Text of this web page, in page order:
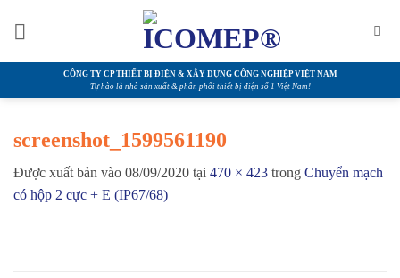
CÔNG TY CP THIẾT BỊ ĐIỆN & XÂY DỰNG CÔNG NGHIỆP VIỆT NAM
Tự hào là nhà sản xuất & phân phối thiết bị điện số 1 Việt Nam!
screenshot_1599561190
Được xuất bản vào 08/09/2020 tại 470 × 423 trong Chuyển mạch
có hộp 2 cực + E (IP67/68)